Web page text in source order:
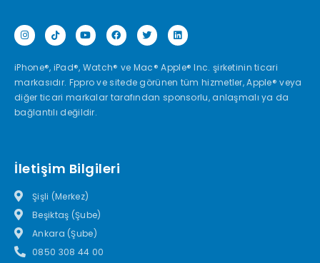
iPhone®, iPad®, Watch® ve Mac® Apple® Inc. şirketinin ticari
markasıdır. Fppro ve sitede görünen tüm hizmetler, Apple® veya
diğer ticari markalar tarafından sponsorlu, anlaşmalı ya da
bağlantılı değildir.
İletişim Bilgileri
Şişli (Merkez)
Beşiktaş (Şube)
Ankara (Şube)
0850 308 44 00